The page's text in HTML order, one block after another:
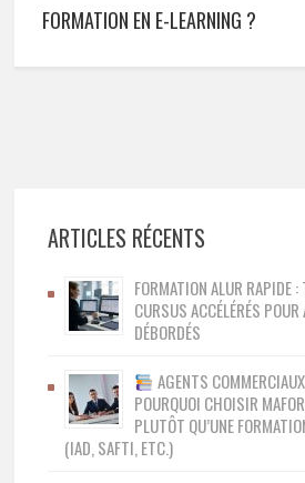
FORMATION EN E-LEARNING ?
ARTICLES RÉCENTS
FORMATION ALUR RAPIDE
CURSUS ACCÉLÉRÉS
DÉBORDÉS
AGENTS
POURQUOI CHOISIR
PLUTÔT QU’UNE
(IAD, SAFTI, ETC.)